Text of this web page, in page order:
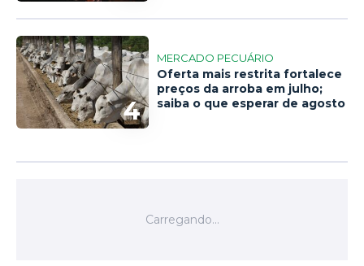
4
MERCADO PECUÁRIO
Oferta mais restrita fortalece
preços da arroba em julho;
saiba o que esperar de agosto